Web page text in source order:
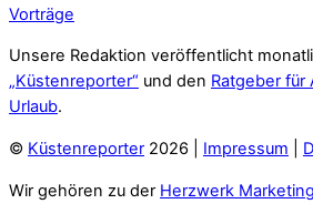
Vorträge
Unsere Redaktion veröffentlicht
„Küstenreporter“ und den Ratgeber für
Urlaub.
© Küstenreporter 2026 | Impressum
Wir gehören zu der Herzwerk